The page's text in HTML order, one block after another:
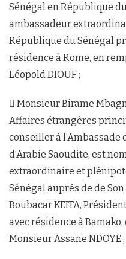
Sénégal en République
ambassadeur
République du Sénégal
résidence à Rome, en
Léopold DIOUF ;
 Monsieur Birame
Affaires étrangères
conseiller à l’Ambassade
d’Arabie Saoudite, est
extraordinaire et
Sénégal auprès de de
Boubacar KEITA,
avec résidence à
Monsieur Assane NDOYE ;